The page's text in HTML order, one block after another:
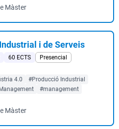
Màster
i de Serveis
60 ECTS
Presencial
4.0
#Producció Industrial
#management
Màster